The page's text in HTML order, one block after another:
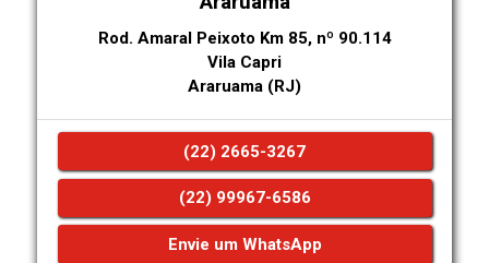
Rod. Amaral Peixoto Km 85, nº 90.114
Vila Capri
Araruama (RJ)
(22) 2665-3267
(22) 99967-6586
Envie um WhatsApp